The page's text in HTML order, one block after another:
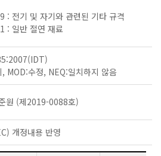
: 전기 및 자기와 관련된 기타 규격
: 일반 절연 재료
MOD:수정, NEQ:일치하지 않음
원 (제2019-0088호)
개정내용 반영